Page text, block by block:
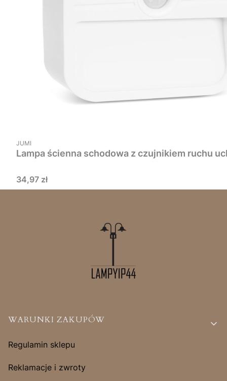
PRODUCENT
JUMI
Cena
34,97 zł
Linki w stopce
WARUNKI ZAKUPÓW
Regulamin sklepu
Reklamacje i zwroty